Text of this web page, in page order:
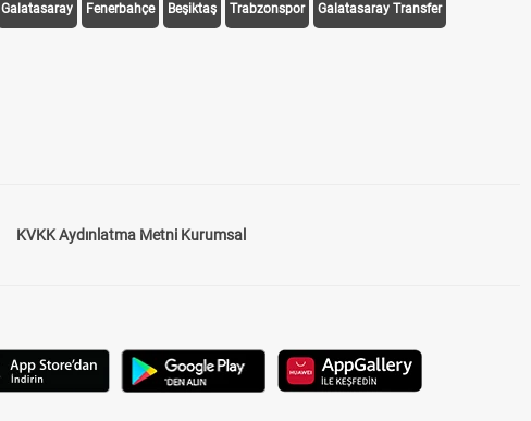
Galatasaray Fenerbahçe Beşiktaş Trabzonspor Galatasaray Transfer
KVKK Aydınlatma Metni Kurumsal